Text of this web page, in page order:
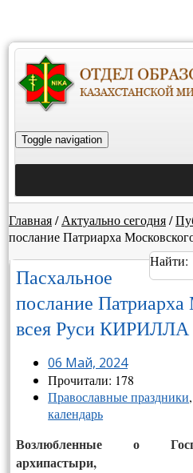
Toggle navigation
Главная/ Актуально сегодня/
послание Патриарха
Найти:
Пасхальное
послание Патриарха
всея Руси КИРИЛЛА
06 Май, 2024
Прочитали: 178
Православные праздники
календарь
Возлюбленные о
архипастыри,